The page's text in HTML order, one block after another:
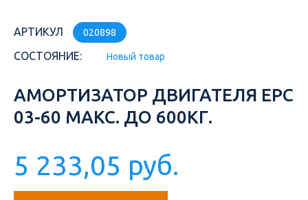
АРТИКУЛ 020898
СОСТОЯНИЕ: Новый товар
АМОРТИЗАТОР ДВИГАТЕЛЯ ЕРС
03-60 МАКС. ДО 600КГ.
5 233,05 руб.